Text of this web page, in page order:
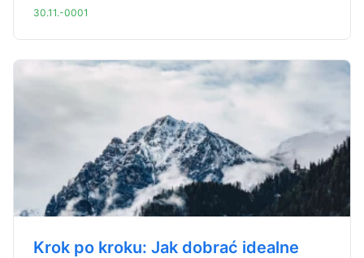
30.11.-0001
Krok po kroku: Jak dobrać idealne